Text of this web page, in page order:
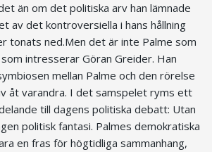
än om det politiska arv han lämnade
av det kontroversiella i hans hållning
tonats ned.Men det är inte Palme som
intresserar Göran Greider. Han
mellan Palme och den rörelse
åt varandra. I det samspelet ryms ett
till dagens politiska debatt: Utan
politisk fantasi. Palmes demokratiska
en fras för högtidliga sammanhang,